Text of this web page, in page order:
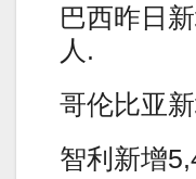
巴西昨日
人.
哥伦比亚新
智利新增